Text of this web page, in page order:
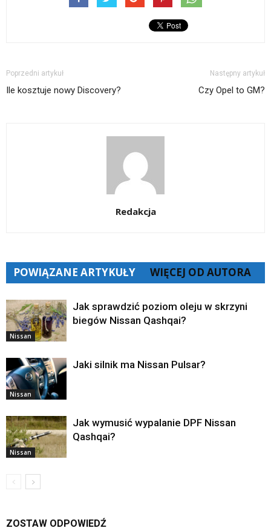
Poprzedni artykuł
Ile kosztuje nowy Discovery?
Następny artykuł
Czy Opel to GM?
Redakcja
POWIĄZANE ARTYKUŁY WIĘCEJ OD AUTORA
Nissan
Jak sprawdzić poziom oleju w skrzyni
biegów Nissan Qashqai?
Nissan
Jaki silnik ma Nissan Pulsar?
Nissan
Jak wymusić wypalanie DPF Nissan
Qashqai?
ZOSTAW ODPOWIEDŹ